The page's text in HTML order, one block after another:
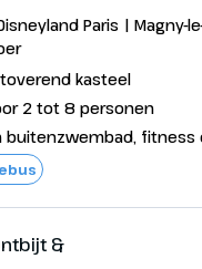
Paris | Magny-
kasteel
2 tot 8 personen
buitenzwembad, fitness
&